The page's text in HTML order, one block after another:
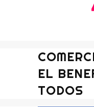
EL
TODOS